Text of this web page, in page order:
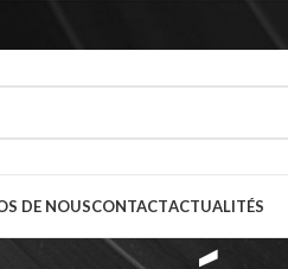
DE NOUSCONTACTACTUALITÉS